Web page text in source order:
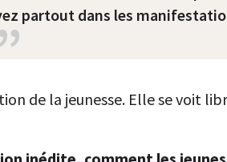
partout dans les
de la jeunesse. Elle se voit